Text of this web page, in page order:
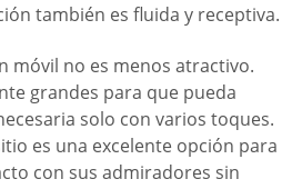
también es fluida y receptiva.
móvil no es menos atractivo.
grandes para que pueda
solo con varios toques.
es una excelente opción para
con sus admiradores sin